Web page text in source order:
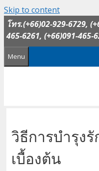
Skip to content
โทร.(+66)02-929-6729,
465-6261, (+66)091-465-
Menu
วิธีการบำรุง
เบื้องต้น